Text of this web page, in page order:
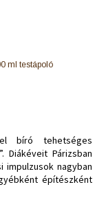
ml testápoló
bíró tehetséges
Diákéveit Párizsban
nagyban
építészként